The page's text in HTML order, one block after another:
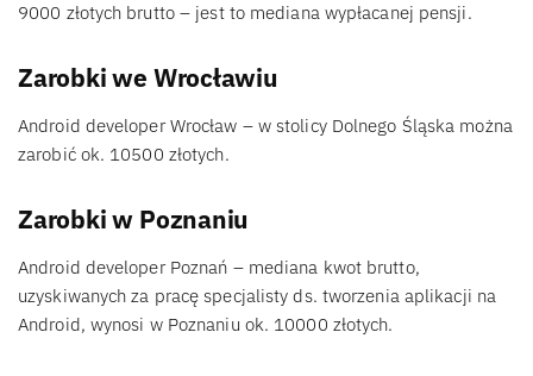
9000 złotych brutto – jest to mediana wypłacanej pensji.
Zarobki we Wrocławiu
Android developer Wrocław – w stolicy Dolnego Śląska można
zarobić ok. 10500 złotych.
Zarobki w Poznaniu
Android developer Poznań – mediana kwot brutto,
uzyskiwanych za pracę specjalisty ds. tworzenia aplikacji na
Android, wynosi w Poznaniu ok. 10000 złotych.